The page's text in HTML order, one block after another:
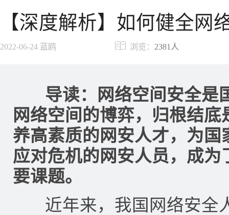
【深度解析】如何健全网
2022-06-24 蓝鸥 2381人
浏览：
导读：网络空间安全是
网络空间的博弈，归根结
养高素质的网安人才，为
应对危机的网安人员，成为
要课题。
近年来，我国网络安全